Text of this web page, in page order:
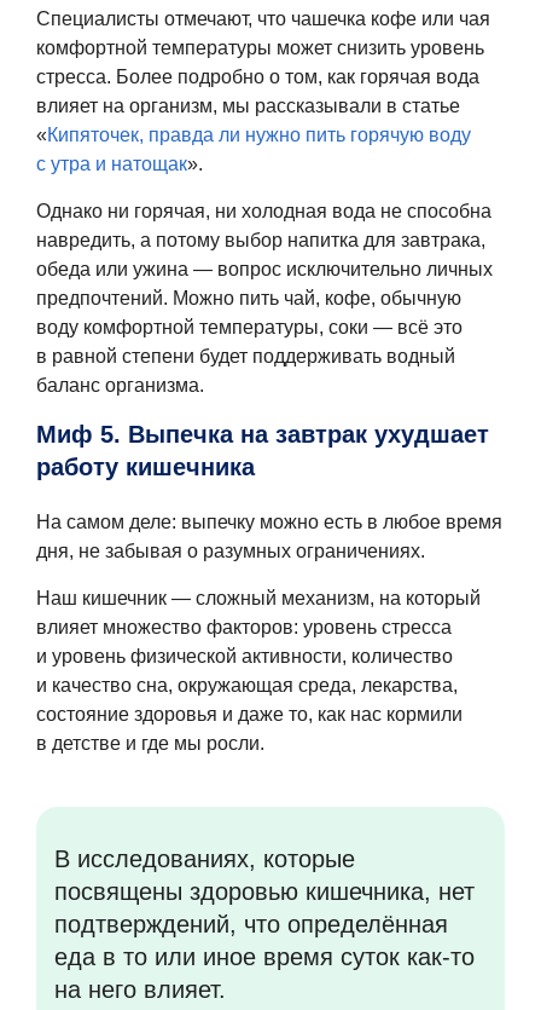
Специалисты отмечают, что чашечка кофе или чая
комфортной температуры может снизить уровень
стресса. Более подробно о том, как горячая вода
влияет на организм, мы рассказывали в статье
«Кипяточек, правда ли нужно пить горячую воду
с утра и натощак».
Однако ни горячая, ни холодная вода не способна
навредить, а потому выбор напитка для завтрака,
обеда или ужина — вопрос исключительно личных
предпочтений. Можно пить чай, кофе, обычную
воду комфортной температуры, соки — всё это
в равной степени будет поддерживать водный
баланс организма.
Миф 5. Выпечка на завтрак ухудшает
работу кишечника
На самом деле: выпечку можно есть в любое время
дня, не забывая о разумных ограничениях.
Наш кишечник — сложный механизм, на который
влияет множество факторов: уровень стресса
и уровень физической активности, количество
и качество сна, окружающая среда, лекарства,
состояние здоровья и даже то, как нас кормили
в детстве и где мы росли.
В исследованиях, которые
посвящены здоровью кишечника, нет
подтверждений, что определённая
еда в то или иное время суток как-то
на него влияет.